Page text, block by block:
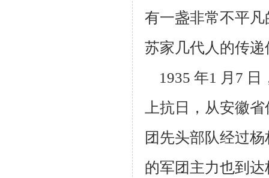
有一盏非常不平
苏家几代人的传递
1935 年1 月7 日
上抗日，从安徽
团先头部队经过
的军团主力也到达